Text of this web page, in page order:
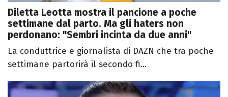
Diletta Leotta mostra il pancione a poche
settimane dal parto. Ma gli haters non
perdonano: "Sembri incinta da due anni"
La conduttrice e giornalista di DAZN che tra poche
settimane partorirà il secondo fi...